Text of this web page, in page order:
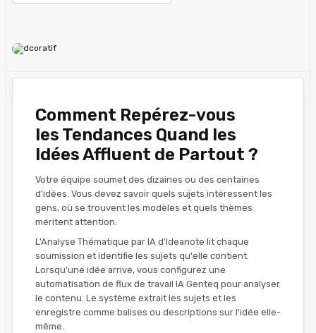
Comment Repérez-vous
les Tendances Quand les
Idées Affluent de Partout ?
Votre équipe soumet des dizaines ou des centaines
d'idées. Vous devez savoir quels sujets intéressent les
gens, où se trouvent les modèles et quels thèmes
méritent attention.
L'Analyse Thématique par IA d'Ideanote lit chaque
soumission et identifie les sujets qu'elle contient.
Lorsqu'une idée arrive, vous configurez une
automatisation de flux de travail IA Genteq pour analyser
le contenu. Le système extrait les sujets et les
enregistre comme balises ou descriptions sur l'idée elle-
même.